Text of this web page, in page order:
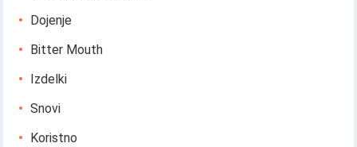
Dojenje
Bitter Mouth
Izdelki
Snovi
Koristno